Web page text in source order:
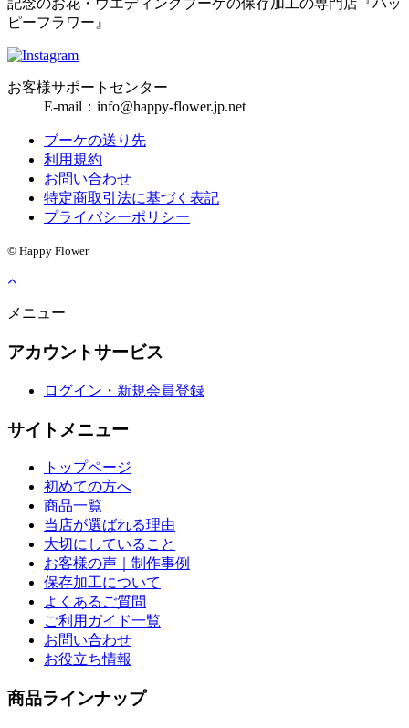
記念のお花・ウエディングブーケの保存加工の専門店『ハッ
ピーフラワー』
お客様サポートセンター
E-mail：info@happy-flower.jp.net
ブーケの送り先
利用規約
お問い合わせ
特定商取引法に基づく表記
プライバシーポリシー
© Happy Flower
メニュー
アカウントサービス
ログイン・新規会員登録
サイトメニュー
トップページ
初めての方へ
商品一覧
当店が選ばれる理由
大切にしていること
お客様の声｜制作事例
保存加工について
よくあるご質問
ご利用ガイド一覧
お問い合わせ
お役立ち情報
商品ラインナップ